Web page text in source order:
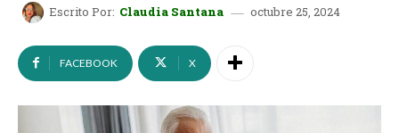
Escrito Por: Claudia Santana octubre 25, 2024
FACEBOOK X